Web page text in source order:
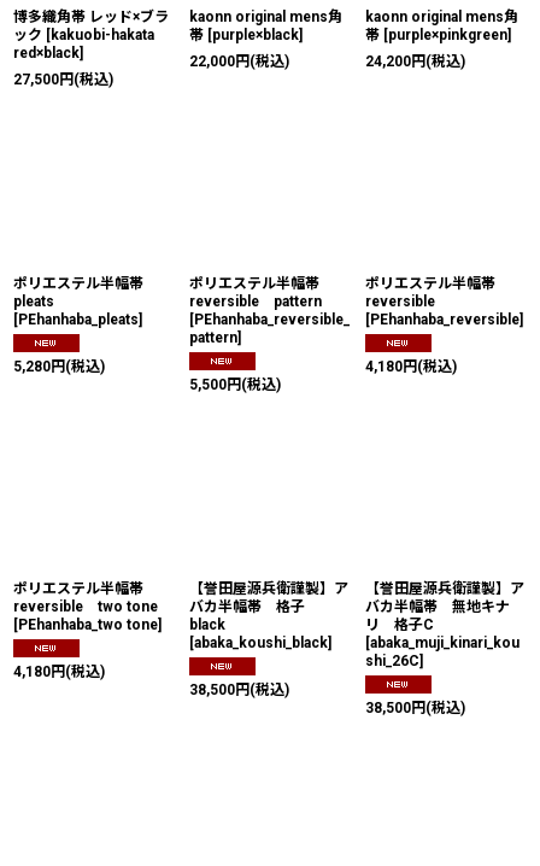
博多織角帯 レッド×ブラ
ック [kakuobi-hakata
red×black]
27,500円 (税込)
kaonn original mens角
帯 [purple×black]
22,000円 (税込)
kaonn original mens角
帯 [purple×pinkgreen]
24,200円 (税込)
ポリエステル半幅帯
pleats
[PEhanhaba_pleats]
5,280円 (税込)
ポリエステル半幅帯
reversible pattern
[PEhanhaba_reversible_
pattern]
5,500円 (税込)
ポリエステル半幅帯
reversible
[PEhanhaba_reversible]
4,180円 (税込)
ポリエステル半幅帯
reversible two tone
[PEhanhaba_two tone]
4,180円 (税込)
【誉田屋源兵衛謹製】ア
バカ半幅帯 格子
black
[abaka_koushi_black]
38,500円 (税込)
【誉田屋源兵衛謹製】ア
バカ半幅帯 無地キナ
リ 格子C
[abaka_muji_kinari_kou
shi_26C]
38,500円 (税込)